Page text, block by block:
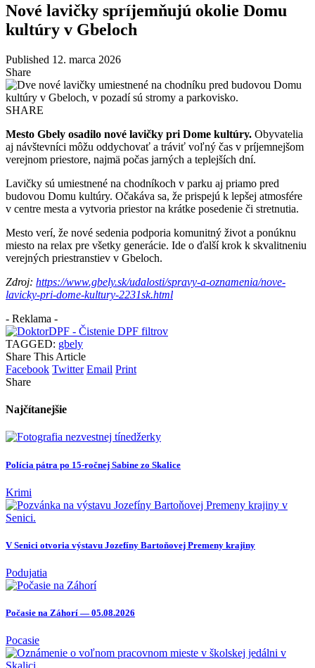
Nové lavičky spríjemňujú okolie Domu
kultúry v Gbeloch
Published 12. marca 2026
Share
SHARE
Mesto Gbely osadilo nové lavičky pri Dome kultúry. Obyvatelia
aj návštevníci môžu oddychovať a tráviť voľný čas v príjemnejšom
verejnom priestore, najmä počas jarných a teplejších dní.
Lavičky sú umiestnené na chodníkoch v parku aj priamo pred
budovou Domu kultúry. Očakáva sa, že prispejú k lepšej atmosfére
v centre mesta a vytvoria priestor na krátke posedenie či stretnutia.
Mesto verí, že nové sedenia podporia komunitný život a ponúknu
miesto na relax pre všetky generácie. Ide o ďalší krok k skvalitneniu
verejných priestranstiev v Gbeloch.
Zdroj: https://www.gbely.sk/udalosti/spravy-a-oznamenia/nove-
lavicky-pri-dome-kultury-2231sk.html
- Reklama -
TAGGED: gbely
Share This Article
Facebook Twitter Email Print
Share
Najčítanejšie
Polícia pátra po 15-ročnej Sabine zo Skalice
Krimi
V Senici otvoria výstavu Jozefíny Bartoňovej Premeny krajiny
Podujatia
Počasie na Záhorí — 05.08.2026
Pocasie